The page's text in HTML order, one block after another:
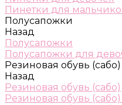
Пинетки для
Полусапожки
Назад
Полусапожки
Полусапожки для
Резиновая обувь (сабо)
Назад
Резиновая обувь (сабо)
Резиновая обувь